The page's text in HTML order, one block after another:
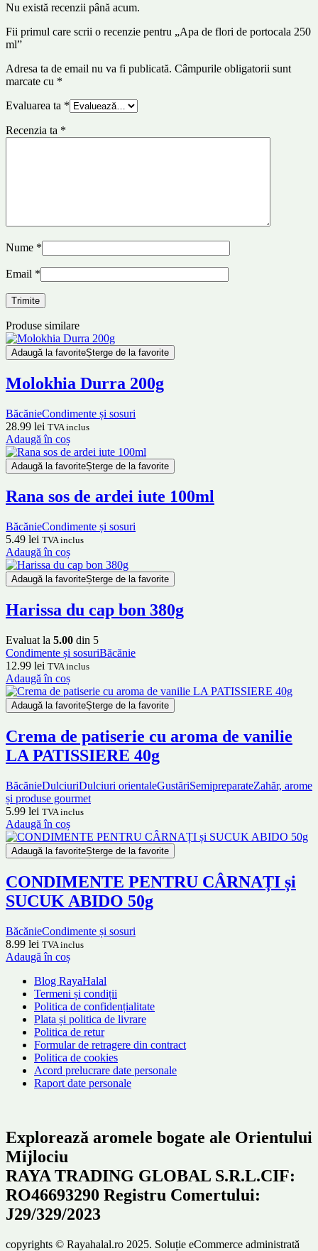
Nu există recenzii până acum.
Fii primul care scrii o recenzie pentru „Apa de flori de portocala 250
ml”
Adresa ta de email nu va fi publicată. Câmpurile obligatorii sunt
marcate cu *
Evaluarea ta *
Recenzia ta *
Nume *
Email *
Produse similare
Adaugă la favoriteȘterge de la favorite
Molokhia Durra 200g
BăcănieCondimente și sosuri
28.99 lei TVA inclus
Adaugă în coș
Adaugă la favoriteȘterge de la favorite
Rana sos de ardei iute 100ml
BăcănieCondimente și sosuri
5.49 lei TVA inclus
Adaugă în coș
Adaugă la favoriteȘterge de la favorite
Harissa du cap bon 380g
Evaluat la 5.00 din 5
Condimente și sosuriBăcănie
12.99 lei TVA inclus
Adaugă în coș
Adaugă la favoriteȘterge de la favorite
Crema de patiserie cu aroma de vanilie
LA PATISSIERE 40g
BăcănieDulciuriDulciuri orientaleGustăriSemipreparateZahăr, arome
și produse gourmet
5.99 lei TVA inclus
Adaugă în coș
Adaugă la favoriteȘterge de la favorite
CONDIMENTE PENTRU CÂRNAȚI și
SUCUK ABIDO 50g
BăcănieCondimente și sosuri
8.99 lei TVA inclus
Adaugă în coș
Blog RayaHalal
Termeni și condiții
Politica de confidențialitate
Plata și politica de livrare
Politica de retur
Formular de retragere din contract
Politica de cookies
Acord prelucrare date personale
Raport date personale
Explorează aromele bogate ale Orientului
Mijlociu
RAYA TRADING GLOBAL S.R.L.CIF:
RO46693290 Registru Comertului:
J29/329/2023
copyrights © Rayahalal.ro 2025. Soluție eCommerce administrată